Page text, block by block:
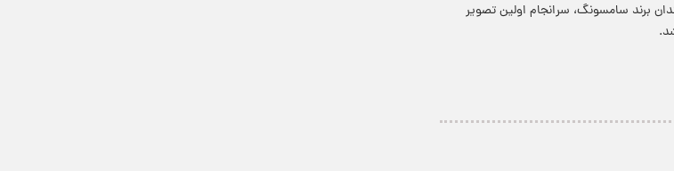
برند سامسونگ، سرانجام اولین تصویر